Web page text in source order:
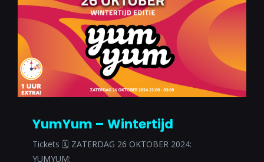
YumYum – Wintertijd
Tickets 🗓 ZATERDAG 26 OKTOBER 2024:
YUMYUM: